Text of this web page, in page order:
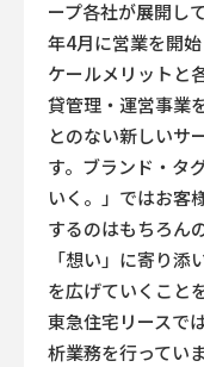
ープ各社が展開し
年4月に営業を開
ケールメリットと
貸管理・運営事業
とのない新しいサ
す。ブランド・タ
いく。」ではお客
するのはもちろん
「想い」に寄り
を広げていくこと
東急住宅リースで
析業務を行ってい